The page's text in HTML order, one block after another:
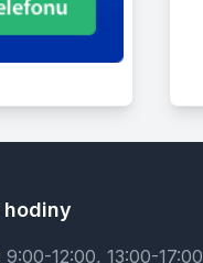
hodiny
9:00-12:00, 13:00-17:00